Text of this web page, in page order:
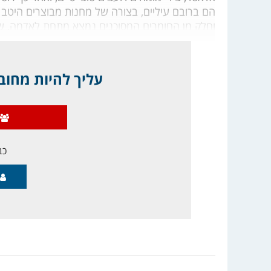
הם ברובם עיליים, בצורה של מחנות מבוצרים
וחלק מן החומרים המסוכנים נמצא מתחת לאדמה,
עליך להיות